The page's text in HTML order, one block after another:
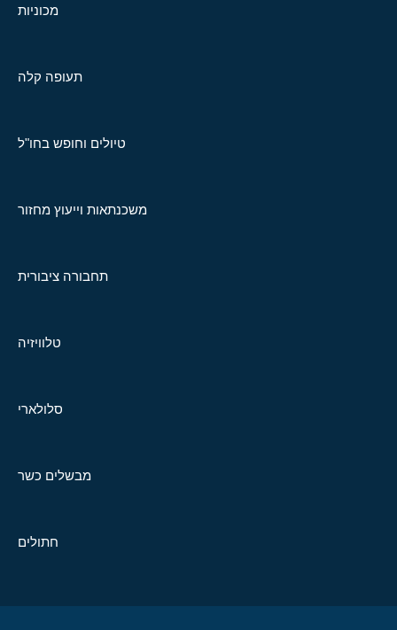
מכוניות
תעופה קלה
טיולים וחופש בחו"ל
משכנתאות וייעוץ מחזור
תחבורה ציבורית
טלוויזיה
סלולארי
מבשלים כשר
חתולים